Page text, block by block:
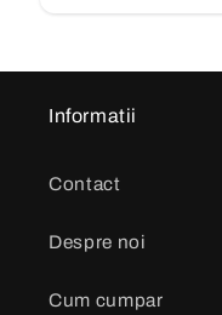
Informatii
Contact
Despre noi
Cum cumpar